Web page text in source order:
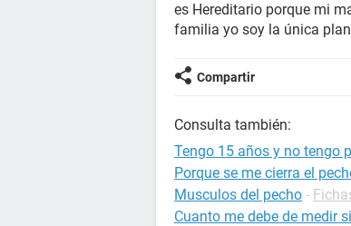
es Hereditario porque mi
familia yo soy la única
Compartir
Consulta también:
Tengo 15 años y no tengo
Porque se me cierra el
Musculos del pecho -
Cuanto me debe de medir